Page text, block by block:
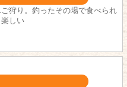
狩り。釣ったその場で食べられ
しい